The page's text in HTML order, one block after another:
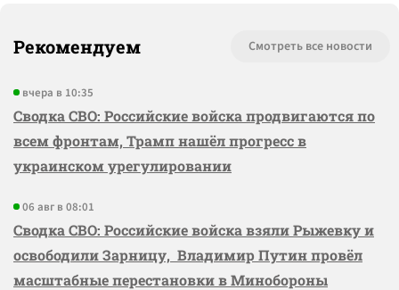
Рекомендуем Смотреть все новости
вчера в 10:35
Сводка СВО: Российские войска продвигаются по
всем фронтам, Трамп нашёл прогресс в
украинском урегулировании
06 авг в 08:01
Сводка СВО: Российские войска взяли Рыжевку и
освободили Зарницу, Владимир Путин провёл
масштабные перестановки в Минобороны